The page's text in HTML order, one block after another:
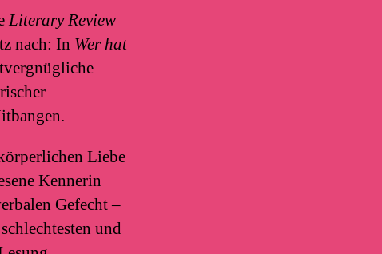
Literary Review
nach: In Wer hat
Liebe
Kennerin
Gefecht –
und